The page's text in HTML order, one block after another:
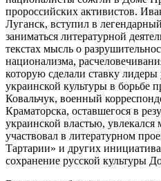
пророссийских активистов.
Луганск, вступил в
заниматься литературной
текстах мысль о
национализма,
которую сделали ставку лидеры
украинской культуры в борьбе
Ковальчук, военный
Краматорска, оставшегося в
украинской властью,
участвовал в литературном
Тартарии» и других
сохранение русской культуры